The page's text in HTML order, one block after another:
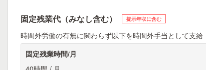
固定残業代（みなし含む） 提示年収に含む
時間外労働の有無に関わらず以下を時間外手当として支給
固定残業時間/月